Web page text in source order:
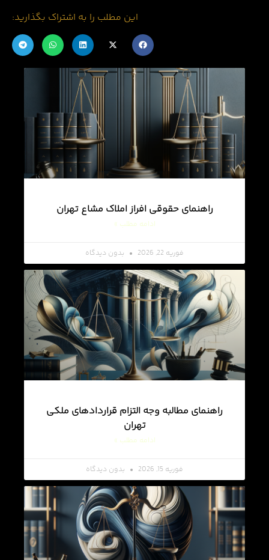
این مطلب را به اشتراک بگذارید:
راهنمای حقوقی افراز املاک مشاع تهران
ادامه مطلب »
فوریه 22, 2026 بدون دیدگاه
راهنمای مطالبه وجه التزام قراردادهای ملکی
تهران
ادامه مطلب »
فوریه 15, 2026 بدون دیدگاه